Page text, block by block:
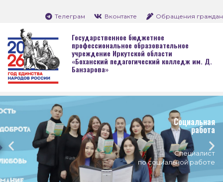
Телеграм Вконтакте Обращения граждан
Государственное бюджетное
профессиональное образовательное
учреждение Иркутской области
«Боханский педагогический колледж им. Д.
Банзарова»
Социальная
работа
Специалист
по социальной работе